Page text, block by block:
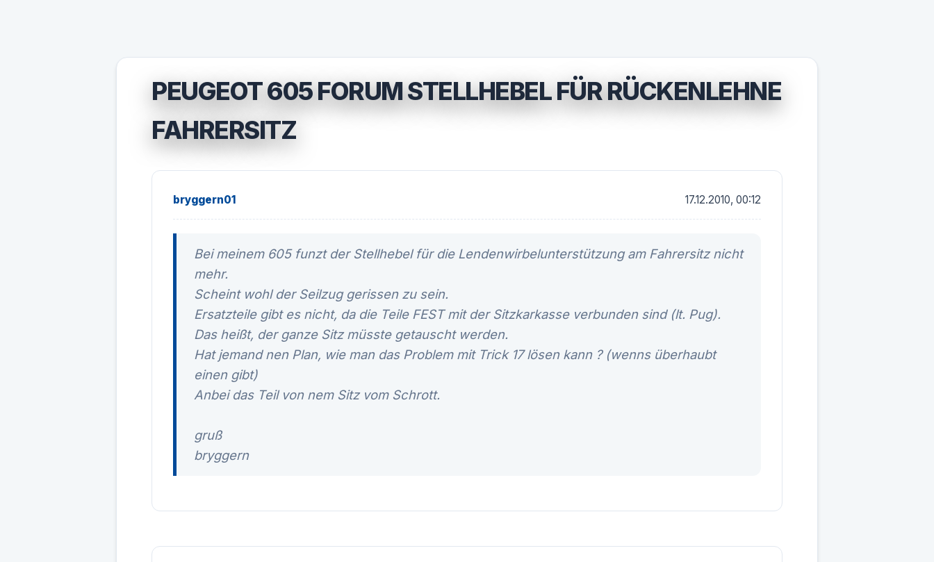
PEUGEOT 605 FORUM STELLHEBEL FÜR RÜCKENLEHNE
FAHRERSITZ
bryggern01 17.12.2010, 00:12
Bei meinem 605 funzt der Stellhebel für die Lendenwirbelunterstützung am Fahrersitz nicht
mehr.
Scheint wohl der Seilzug gerissen zu sein.
Ersatzteile gibt es nicht, da die Teile FEST mit der Sitzkarkasse verbunden sind (lt. Pug).
Das heißt, der ganze Sitz müsste getauscht werden.
Hat jemand nen Plan, wie man das Problem mit Trick 17 lösen kann ? (wenns überhaubt
einen gibt)
Anbei das Teil von nem Sitz vom Schrott.
gruß
bryggern